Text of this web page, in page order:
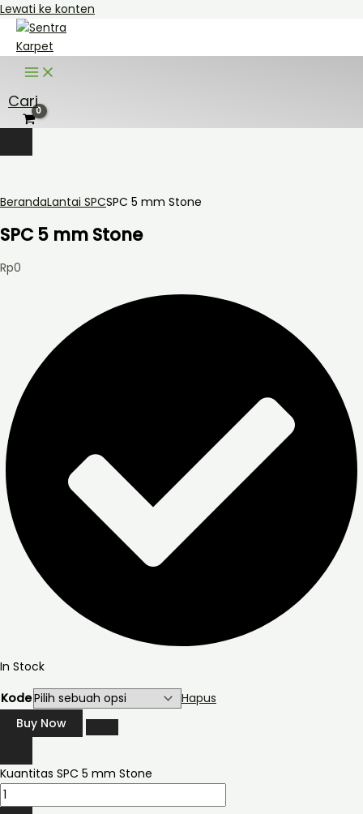
Lewati ke konten
Cari
BerandaLantai SPCSPC 5 mm Stone
SPC 5 mm Stone
Rp0
In Stock
Kode
Hapus
Buy Now
Kuantitas SPC 5 mm Stone